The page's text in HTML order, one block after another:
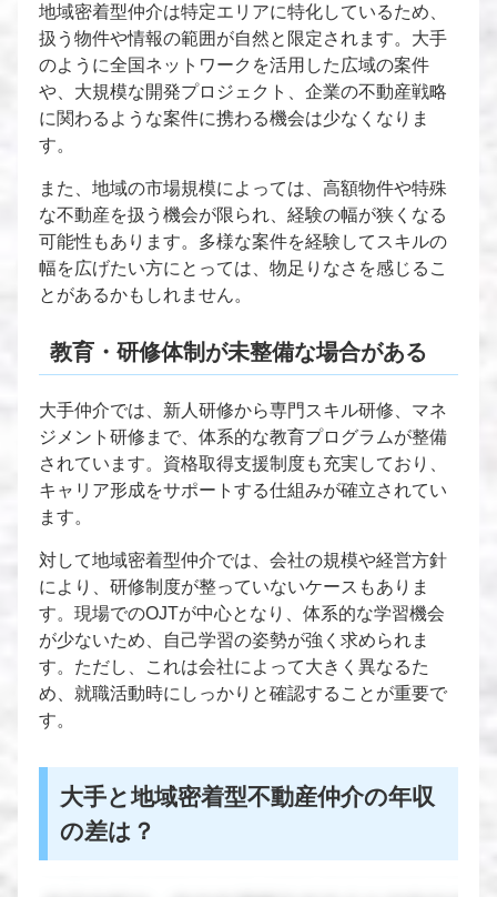
地域密着型仲介は特定エリアに特化しているため、
扱う物件や情報の範囲が自然と限定されます。大手
のように全国ネットワークを活用した広域の案件
や、大規模な開発プロジェクト、企業の不動産戦略
に関わるような案件に携わる機会は少なくなりま
す。
また、地域の市場規模によっては、高額物件や特殊
な不動産を扱う機会が限られ、経験の幅が狭くなる
可能性もあります。多様な案件を経験してスキルの
幅を広げたい方にとっては、物足りなさを感じるこ
とがあるかもしれません。
教育・研修体制が未整備な場合がある
大手仲介では、新人研修から専門スキル研修、マネ
ジメント研修まで、体系的な教育プログラムが整備
されています。資格取得支援制度も充実しており、
キャリア形成をサポートする仕組みが確立されてい
ます。
対して地域密着型仲介では、会社の規模や経営方針
により、研修制度が整っていないケースもありま
す。現場でのOJTが中心となり、体系的な学習機会
が少ないため、自己学習の姿勢が強く求められま
す。ただし、これは会社によって大きく異なるた
め、就職活動時にしっかりと確認することが重要で
す。
大手と地域密着型不動産仲介の年収
の差は？